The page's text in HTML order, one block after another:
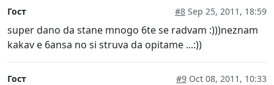
Гост #8 Sep 25, 2011, 18:59
super dano da stane mnogo 6te se radvam :)))neznam
kakav e 6ansa no si struva da opitame ...:))
Гост #9 Oct 08, 2011, 10:33